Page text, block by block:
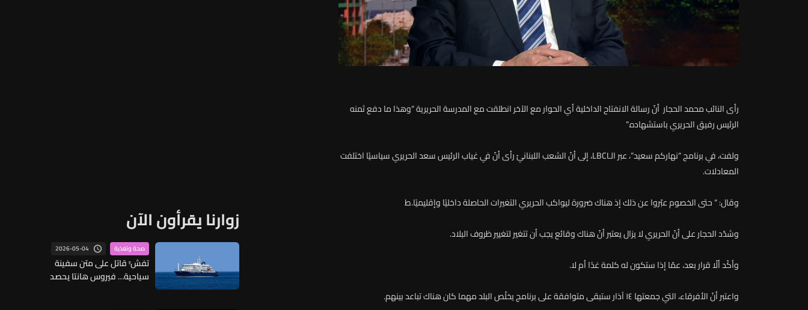
رأى النائب محمد الحجار أنّ رسالة الانفتاح الداخلية أي الحوار مع الآخر انطلقت مع المدرسة الحريرية “وهذا ما دفع ثمنه
الرئيس رفيق الحريري باستشهاده.”
ولفت، في برنامج “نهاركم سعيد”، عبر الـLBCI، إلى أنّ الشعب اللبنانيّ رأى أنّ في غياب الرئيس سعد الحريري سياسيًا اختلفت
المعادلات.
وقال: “ حتى الخصوم عبّروا عن ذلك إذ هناك ضرورة ليواكب الحريري التغيرات الحاصلة داخليًا وإقليميًا.ط
وشدّد الحجار على أنّ الحريري لا يزال يعتبر أنّ هناك وقائع يجب أن تتغير لتغيير ظروف البلاد.
وأكّد ألّا قرار بعد، عمّا إذا ستكون له كلمة غدًا أم لا.
واعتبر أنّ الأفرقاء، التي جمعتها ١٤ آذار ستبقى متوافقة على برنامج يخلّص البلد مهما كان هناك تباعد بينهم.
زوارنا يقرأون الآن
صحة وتغذية 2026-05-04
تفشٍّ قاتل على متن سفينة
سياحية… فيروس هانتا يحصد